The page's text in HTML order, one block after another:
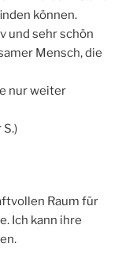
können.
und sehr schön
Mensch, die
nur weiter
Raum für
Ich kann ihre